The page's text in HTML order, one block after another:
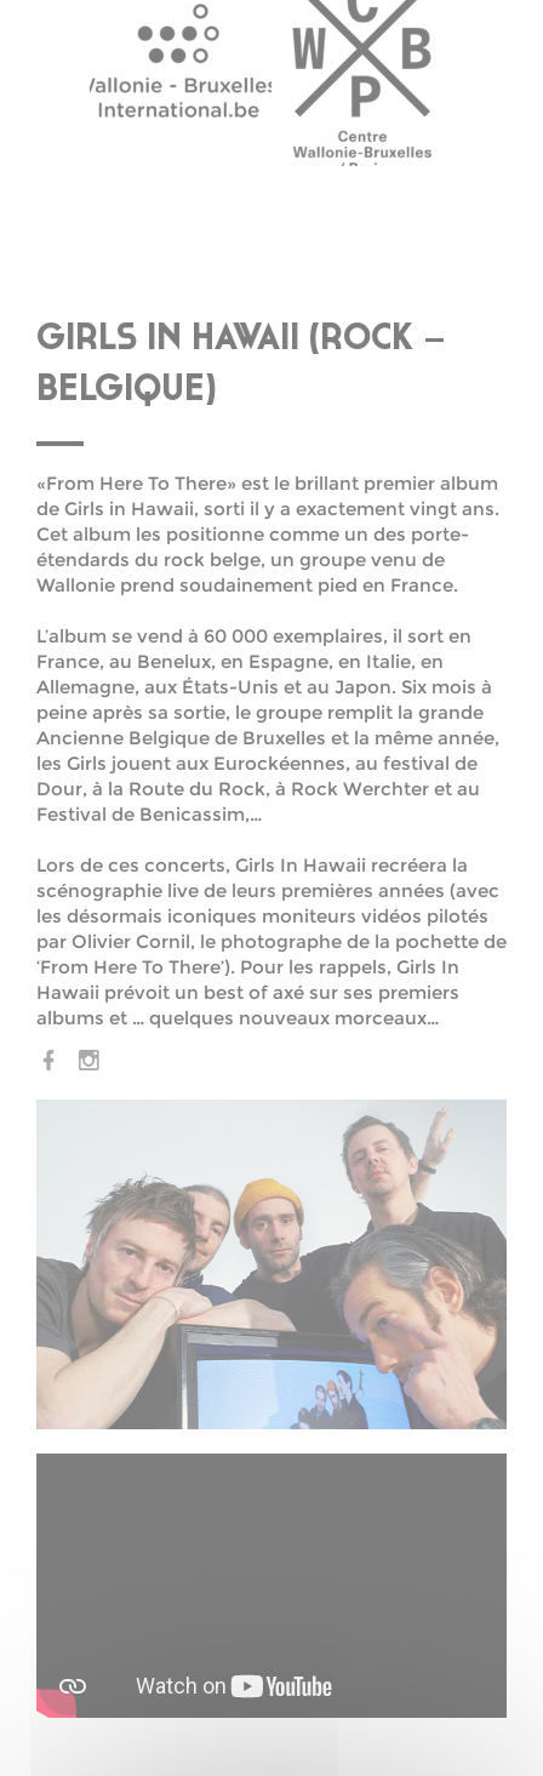
GIRLS IN HAWAII (ROCK –
BELGIQUE)
«From Here To There» est le brillant premier album
de Girls in Hawaii, sorti il y a exactement vingt ans.
Cet album les positionne comme un des porte-
étendards du rock belge, un groupe venu de
Wallonie prend soudainement pied en France.
L’album se vend à 60 000 exemplaires, il sort en
France, au Benelux, en Espagne, en Italie, en
Allemagne, aux États-Unis et au Japon. Six mois à
peine après sa sortie, le groupe remplit la grande
Ancienne Belgique de Bruxelles et la même année,
les Girls jouent aux Eurockéennes, au festival de
Dour, à la Route du Rock, à Rock Werchter et au
Festival de Benicassim,…
Lors de ces concerts, Girls In Hawaii recréera la
scénographie live de leurs premières années (avec
les désormais iconiques moniteurs vidéos pilotés
par Olivier Cornil, le photographe de la pochette de
‘From Here To There’). Pour les rappels, Girls In
Hawaii prévoit un best of axé sur ses premiers
albums et … quelques nouveaux morceaux…